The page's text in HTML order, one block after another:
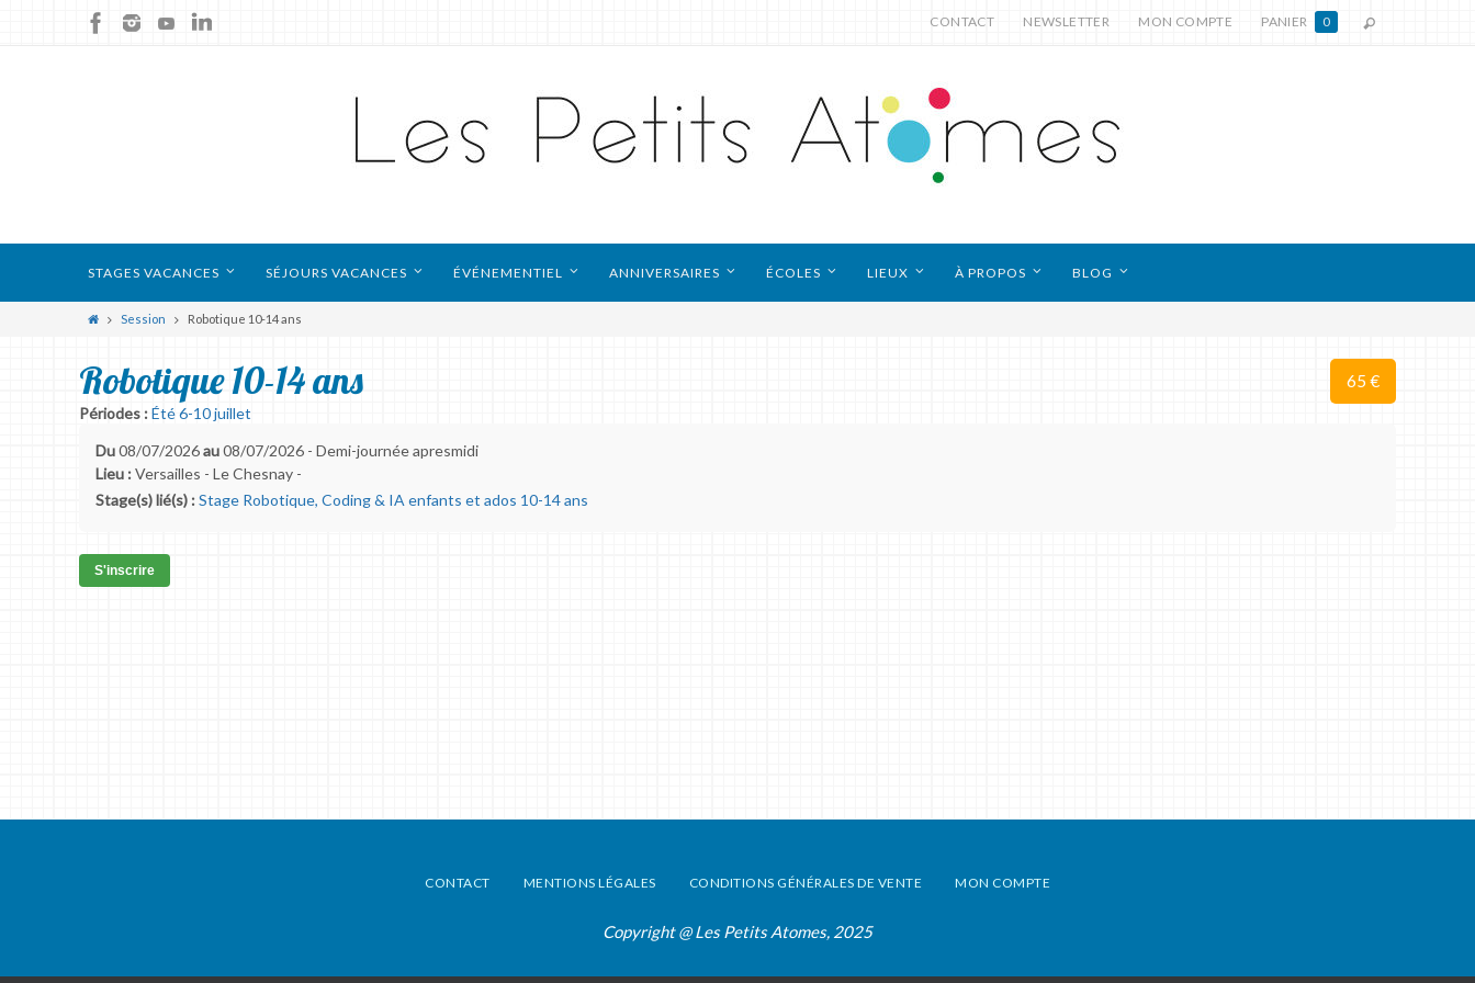
CONTACT NEWSLETTER MON COMPTE PANIER 0
STAGES VACANCES SÉJOURS VACANCES ÉVÉNEMENTIEL ANNIVERSAIRES ÉCOLES LIEUX À PROPOS BLOG
Session Robotique 10-14 ans
65 €
Robotique 10-14 ans
Périodes :Été 6-10 juillet
Du08/07/2026au08/07/2026 - Demi-journée apresmidi
Lieu :Versailles - Le Chesnay -
Stage(s) lié(s) :Stage Robotique, Coding & IA enfants et ados 10-14 ans
S'inscrire
CONTACT MENTIONS LÉGALES CONDITIONS GÉNÉRALES DE VENTE MON COMPTE
Copyright @ Les Petits Atomes, 2025